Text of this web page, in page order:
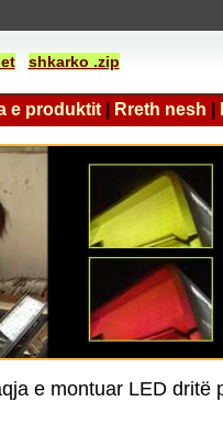
shkarko .zip
e produktit Rreth nesh
e montuar LED dritë